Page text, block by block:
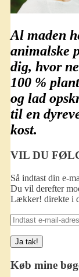
Al maden
animalske
dig, hvor
100 %
og lad
til en
kost.
VIL DU
Så indtast din e-
Du vil derefter
Lækker! direkte i
Indtast
e-
mail-
adresse
Køb mine